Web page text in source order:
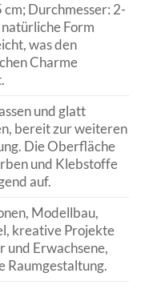
cm; Durchmesser: 2-
Form
was den
Charme
und glatt
bereit zur weiteren
Die Oberfläche
und Klebstoffe
auf.
Modellbau,
kreative Projekte
und Erwachsene,
Raumgestaltung.